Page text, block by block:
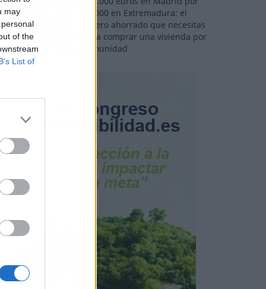
may
of the
List of
31.000 en Extremadura: el
dinero ahorrado que necesitas
para comprar una vivienda por
comunidad